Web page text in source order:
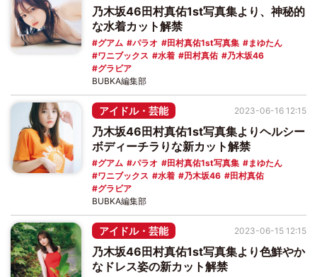
乃木坂46田村真佑1st写真集より、神秘的
な水着カット解禁
グアム パラオ 田村真佑1st写真集
まゆたん
ワニブックス
水着 田村真佑
乃木坂46
グラビア
BUBKA編集部
アイドル・芸能
乃木坂46田村真佑1st写真集よりヘルシー
ボディーチラりな新カット解禁
グアム パラオ 田村真佑1st写真集
まゆたん
ワニブックス
水着 乃木坂46
田村真佑
グラビア
2023-06-16 12:15
BUBKA編集部
アイドル・芸能
乃木坂46田村真佑1st写真集より色鮮やか
なドレス姿の新カット解禁
2023-06-15 12:15